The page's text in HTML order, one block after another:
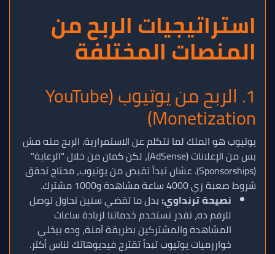
استراتيجيات الربح من
المنصات المختلفة
1. الربح من يوتيوب (YouTube
Monetization)
يوتيوب هو الملك لما نتكلم عن الاستمرارية. الربح منه مش
بس من الإعلانات (AdSense)، لكن كمان من خلال "الرعاية"
(Sponsorships). عشان تبدأ تقبض من يوتيوب، محتاج تحقق
شروط صعبة زي 4000 ساعة مشاهدة و1000 مشترك.
نصيحة ترنداوي: بدل ما تقضي سنين تحاول توصل
للرقم ده، تقدر تستخدم خدماتنا لزيادة ساعات
المشاهدة والمشتركين بطريقة آمنة، وده بيخلي
خوارزميات يوتيوب تبدأ تقترح فيديوهاتك لناس أكتر.